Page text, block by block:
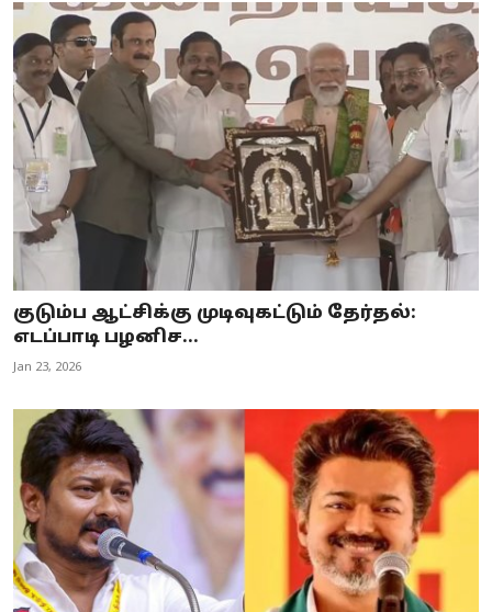
குடும்ப ஆட்சிக்கு முடிவுகட்டும் தேர்தல்:
எடப்பாடி பழனிச...
Jan 23, 2026